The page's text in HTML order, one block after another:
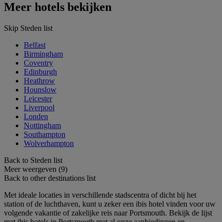
Meer hotels bekijken
Skip Steden list
Belfast
Birmingham
Coventry
Edinburgh
Heathrow
Hounslow
Leicester
Liverpool
Londen
Nottingham
Southampton
Wolverhampton
Back to Steden list
Meer weergeven (9)
Back to other destinations list
Met ideale locaties in verschillende stadscentra of dicht bij het
station of de luchthaven, kunt u zeker een ibis hotel vinden voor uw
volgende vakantie of zakelijke reis naar Portsmouth. Bekijk de lijst